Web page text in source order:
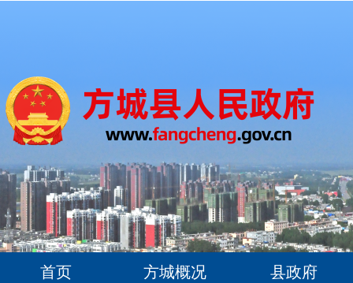
首页 方城概况 县政府